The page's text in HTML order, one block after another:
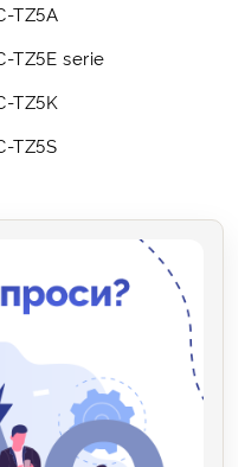
TZ5A
TZ5E serie
TZ5K
TZ5S